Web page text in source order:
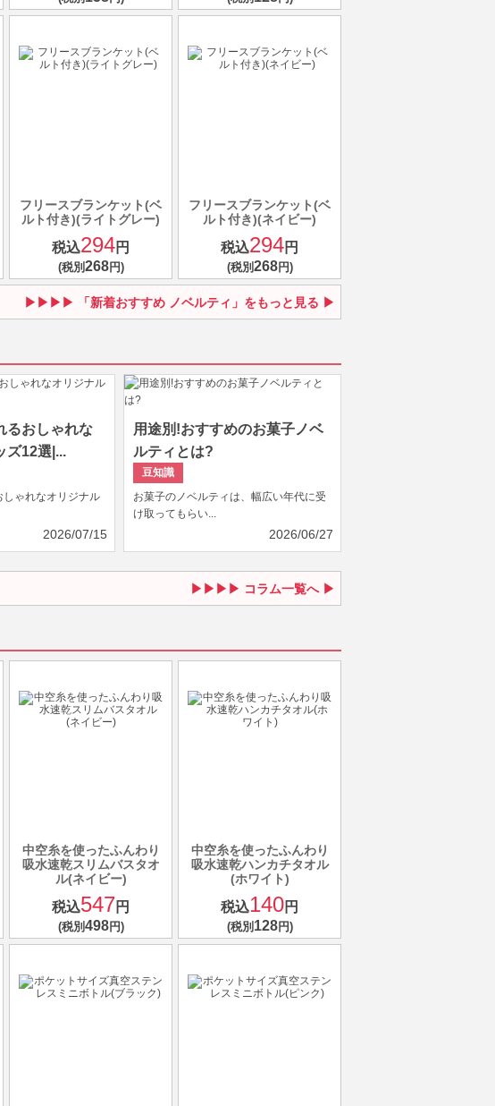
フリースブランケット(ベ
ルト付き)(ライトグレー)
税込294円
(税別268円)
フリースブランケット(ベ
ルト付き)(ネイビー)
税込294円
(税別268円)
「新着おすすめ ノベルティ」をもっと見る
るおしゃれな
ズ12選|...
ゃれなオリジナル
2026/07/15
用途別!おすすめのお菓子ノベ
ルティとは?
豆知識
お菓子のノベルティは、幅広い年代に受
け取ってもらい...
2026/06/27
コラム一覧へ
中空糸を使ったふんわり
吸水速乾スリムバスタオ
ル(ネイビー)
税込547円
(税別498円)
中空糸を使ったふんわり
吸水速乾ハンカチタオル
(ホワイト)
税込140円
(税別128円)